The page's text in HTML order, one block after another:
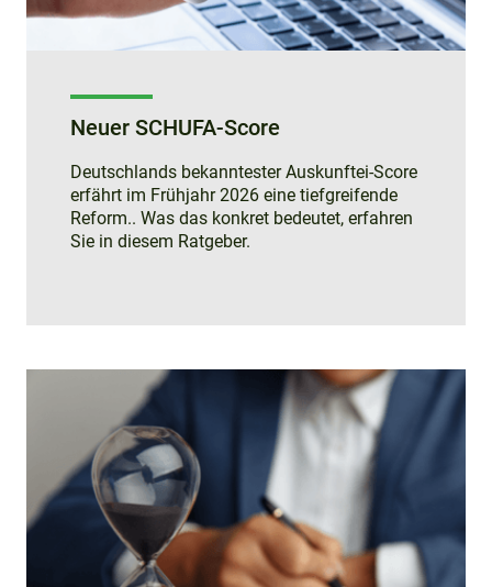
Neuer SCHUFA-Score
Deutschlands bekanntester Auskunftei-Score
erfährt im Frühjahr 2026 eine tiefgreifende
Reform.. Was das konkret bedeutet, erfahren
Sie in diesem Ratgeber.